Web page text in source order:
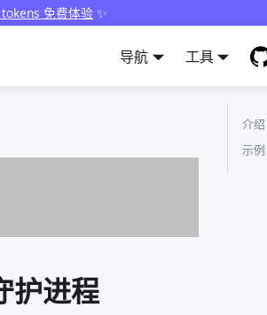
免费体验 ✨
导航 工具
护进程
介绍
示例